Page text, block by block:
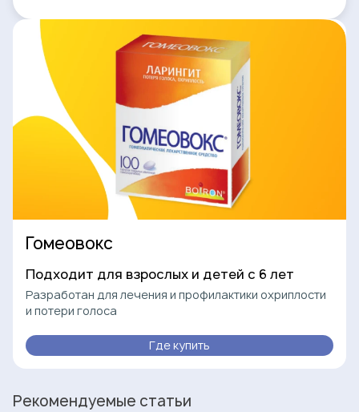
Гомеовокс
Подходит для взрослых и детей с 6 лет
Разработан для лечения и профилактики охриплости
и потери голоса
Где купить
Рекомендуемые статьи